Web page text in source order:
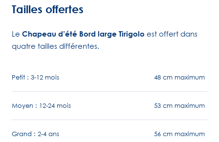
Tailles offertes
Le Chapeau d’été Bord large Tirigolo est offert dans
quatre tailles différentes.
Petit : 3-12 mois 48 cm maximum
Moyen : 12-24 mois 53 cm maximum
Grand : 2-4 ans 56 cm maximum